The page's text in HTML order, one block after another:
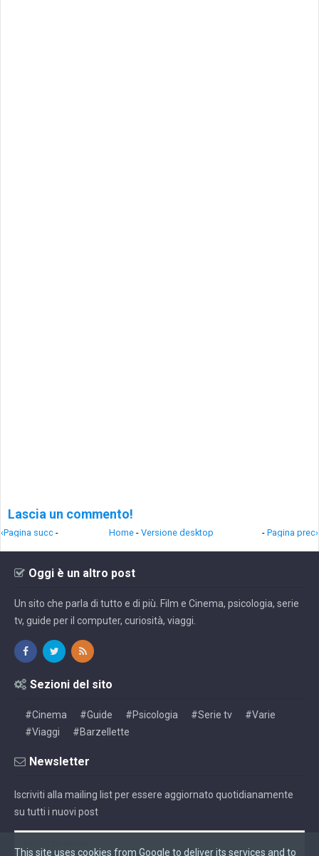
Lascia un commento!
‹Pagina succ - - Pagina prec›
Home - Versione desktop
Oggi è un altro post
Un sito che parla di tutto e di più. Film e Cinema, psicologia, serie
tv, guide per il computer, curiosità, viaggi.
Sezioni del sito
#Cinema #Guide #Psicologia #Serie tv
#Varie
#Viaggi
#Barzellette
Newsletter
Iscriviti alla mailing list per essere aggiornato quotidianamente
su tutti i nuovi post
This site uses cookies from Google to deliver its services and to